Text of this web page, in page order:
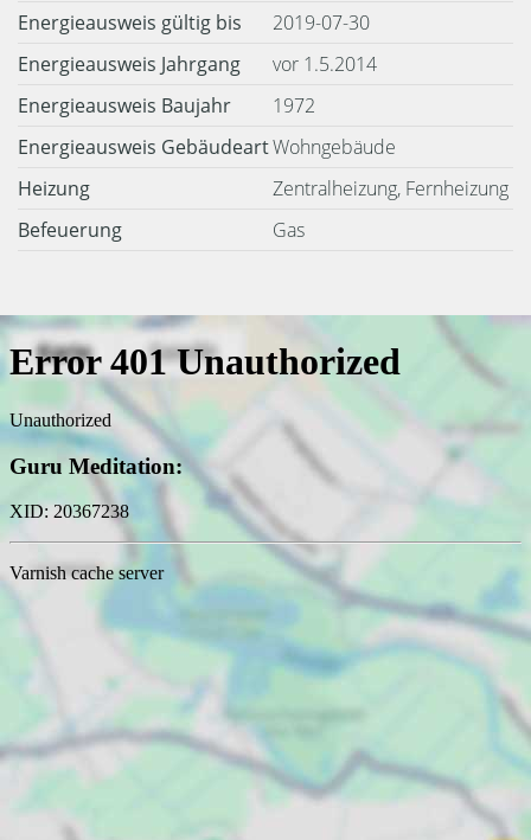
Energieausweis gültig bis
2019-07-30
Energieausweis Jahrgang
vor 1.5.2014
Energieausweis Baujahr
1972
Energieausweis GebäudeartWohngebäude
Heizung
Zentralheizung, Fernheizung
Befeuerung
Gas